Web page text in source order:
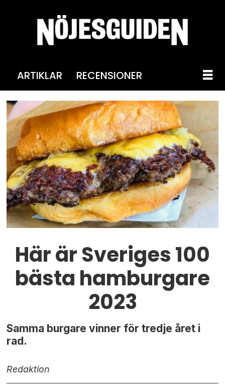
ARTIKLAR RECENSIONER
Här är Sveriges 100
bästa hamburgare
2023
Samma burgare vinner för tredje året i
rad.
Redaktion